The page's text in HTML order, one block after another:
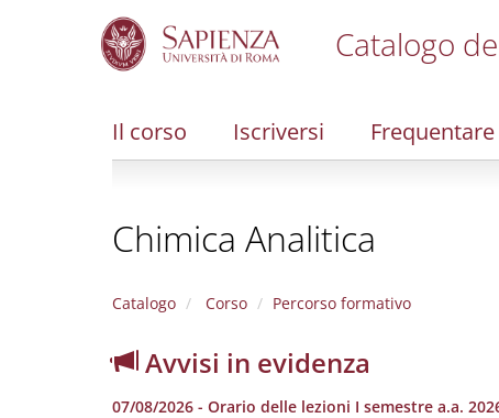
Catalogo
Il corso Iscriversi Frequentare
Chimica Analitica
Catalogo Corso Percorso formativo
Avvisi in evidenza
07/08/2026 - Orario delle lezioni I semestre a.a.